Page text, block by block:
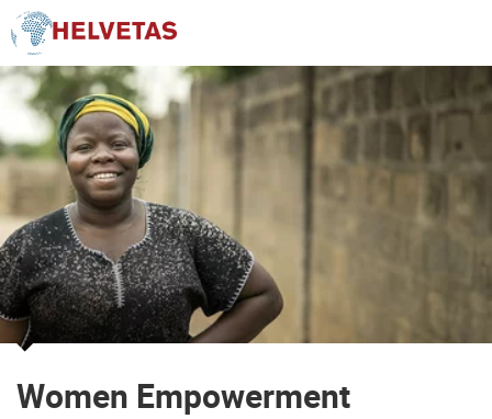
Inhaltsverzeichnis
Women Empowerment
Tsehay Mengistu - Eine starke Frau aus Äthiopien
Women Empowerment
Ihr Kontakt bei Fragen
Women Empowerment